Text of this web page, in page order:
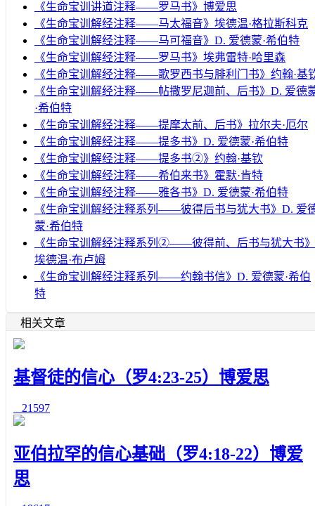
《生命宝训讲道注释——罗马书》博爱思
《生命宝训解经注释——马太福音》埃德温·格拉斯科克
《生命宝训解经注释——马可福音》D. 爱德蒙·希伯特
《生命宝训解经注释——罗马书》埃弗雷特·哈里森
《生命宝训解经注释——歌罗西书与腓利门书》约翰·基
《生命宝训解经注释——帖撒罗尼迦前、后书》D. 爱德
·希伯特
《生命宝训解经注释——提摩太前、后书》拉尔夫·厄尔
《生命宝训解经注释——提多书》D. 爱德蒙·希伯特
《生命宝训解经注释——提多书②》约翰·基钦
《生命宝训解经注释——希伯来书》霍默·肯特
《生命宝训解经注释——雅各书》D. 爱德蒙·希伯特
《生命宝训解经注释系列——彼得后书与犹大书》D. 爱
蒙·希伯特
《生命宝训解经注释系列②——彼得前、后书与犹大书》
埃德温·布卢姆
《生命宝训解经注释系列——约翰书信》D. 爱德蒙·希伯
特
相关文章
基督徒的信心（罗4:23-25）博爱思
21597
亚伯拉罕的信心基础（罗4:18-22）博爱
思